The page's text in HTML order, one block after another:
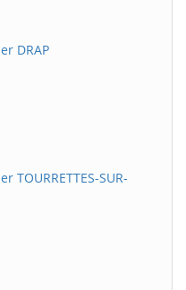
DRAP
SUR-